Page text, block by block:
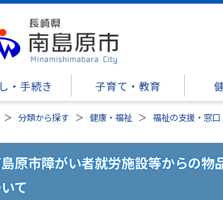
・手続き 子育て・教育
分類から探す 健康・福祉 福祉の支援・窓口
原市障がい者就労施設等からの物
て